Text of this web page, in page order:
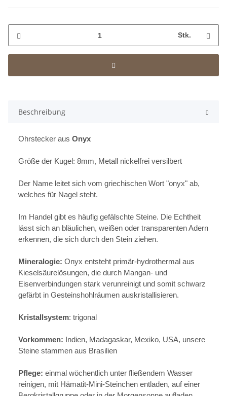
Stk.
Beschreibung
Ohrstecker aus Onyx
Größe der Kugel: 8mm, Metall nickelfrei versilbert
Der Name leitet sich vom griechischen Wort "onyx" ab,
welches für Nagel steht.
Im Handel gibt es häufig gefälschte Steine. Die Echtheit
lässt sich an bläulichen, weißen oder transparenten Adern
erkennen, die sich durch den Stein ziehen.
Mineralogie: Onyx entsteht primär-hydrothermal aus
Kieselsäurelösungen, die durch Mangan- und
Eisenverbindungen stark verunreinigt und somit schwarz
gefärbt in Gesteinshohlräumen auskristallisieren.
Kristallsystem: trigonal
Vorkommen: Indien, Madagaskar, Mexiko, USA, unsere
Steine stammen aus Brasilien
Pflege: einmal wöchentlich unter fließendem Wasser
reinigen, mit Hämatit-Mini-Steinchen entladen, auf einer